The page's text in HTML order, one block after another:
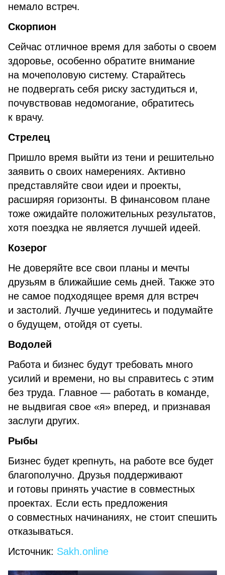
немало встреч.
Скорпион
Сейчас отличное время для заботы о своем
здоровье, особенно обратите внимание
на мочеполовую систему. Старайтесь
не подвергать себя риску застудиться и,
почувствовав недомогание, обратитесь
к врачу.
Стрелец
Пришло время выйти из тени и решительно
заявить о своих намерениях. Активно
представляйте свои идеи и проекты,
расширяя горизонты. В финансовом плане
тоже ожидайте положительных результатов,
хотя поездка не является лучшей идеей.
Козерог
Не доверяйте все свои планы и мечты
друзьям в ближайшие семь дней. Также это
не самое подходящее время для встреч
и застолий. Лучше уединитесь и подумайте
о будущем, отойдя от суеты.
Водолей
Работа и бизнес будут требовать много
усилий и времени, но вы справитесь с этим
без труда. Главное — работать в команде,
не выдвигая свое «я» вперед, и признавая
заслуги других.
Рыбы
Бизнес будет крепнуть, на работе все будет
благополучно. Друзья поддерживают
и готовы принять участие в совместных
проектах. Если есть предложения
о совместных начинаниях, не стоит спешить
отказываться.
Источник: Sakh.online